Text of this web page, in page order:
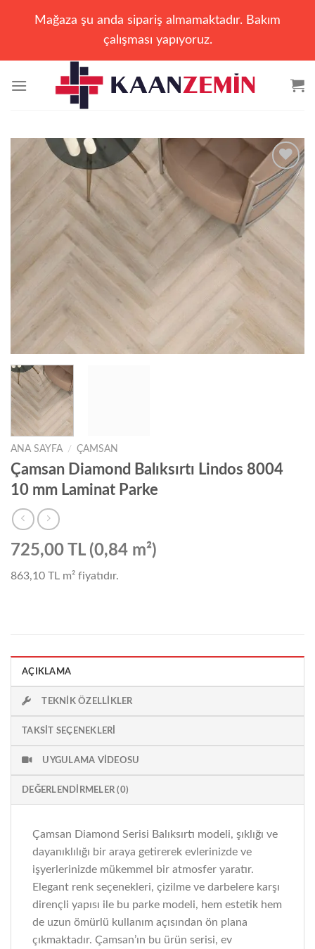
Mağaza şu anda sipariş almamaktadır. Bakım
çalışması yapıyoruz.
atla
Add to
ANA SAYFA / ÇAMSAN
Çamsan Diamond Balıksırtı Lindos 8004
10 mm Laminat Parke
725,00 TL (0,84 m²)
863,10 TL m² fiyatıdır.
AÇIKLAMA
TEKNIK ÖZELLIKLER
TAKSIT SEÇENEKLERI
UYGULAMA VIDEOSU
DEĞERLENDIRMELER (0)
Çamsan Diamond Serisi Balıksırtı modeli, şıklığı ve
dayanıklılığı bir araya getirerek evlerinizde ve
işyerlerinizde mükemmel bir atmosfer yaratır.
Elegant renk seçenekleri, çizilme ve darbelere karşı
dirençli yapısı ile bu parke modeli, hem estetik hem
de uzun ömürlü kullanım açısından ön plana
çıkmaktadır. Çamsan’ın bu ürün serisi, ev